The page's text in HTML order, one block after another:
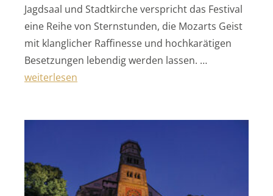
Jagdsaal und Stadtkirche verspricht das Festival
eine Reihe von Sternstunden, die Mozarts Geist
mit klanglicher Raffinesse und hochkarätigen
Besetzungen lebendig werden lassen. …
„Schwetzinger Mozartfest“
weiterlesen